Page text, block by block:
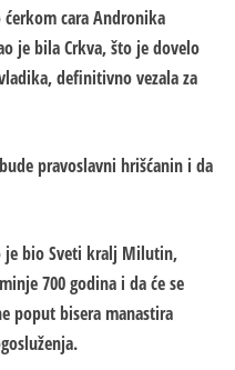
cara Andronika
je bila Crkva, što je dovelo
definitivno vezala za
pravoslavni hrišćanin i da
je bio Sveti kralj Milutin,
700 godina i da će se
poput bisera manastira